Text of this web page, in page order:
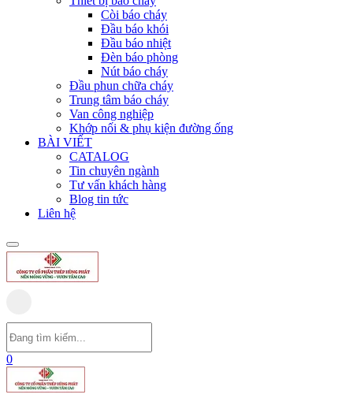
Còi báo cháy
Đầu báo khói
Đầu báo nhiệt
Đèn báo phòng
Nút báo cháy
Đầu phun chữa cháy
Trung tâm báo cháy
Van công nghiệp
Khớp nối & phụ kiện đường ống
BÀI VIẾT
CATALOG
Tin chuyên ngành
Tư vấn khách hàng
Blog tin tức
Liên hệ
0